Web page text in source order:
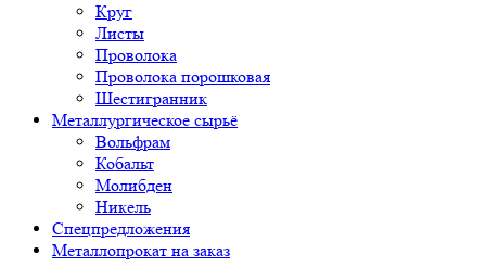
Круг
Листы
Проволока
Проволока порошковая
Шестигранник
Металлургическое сырьё
Вольфрам
Кобальт
Молибден
Никель
Спецпредложения
Металлопрокат на заказ